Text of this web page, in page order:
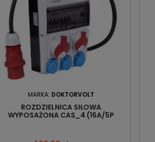
MARKA: DOKTORVOLT
ROZDZIELNICA SIŁOWA
WYPOSAŻONA CAS_4 (16A/5P